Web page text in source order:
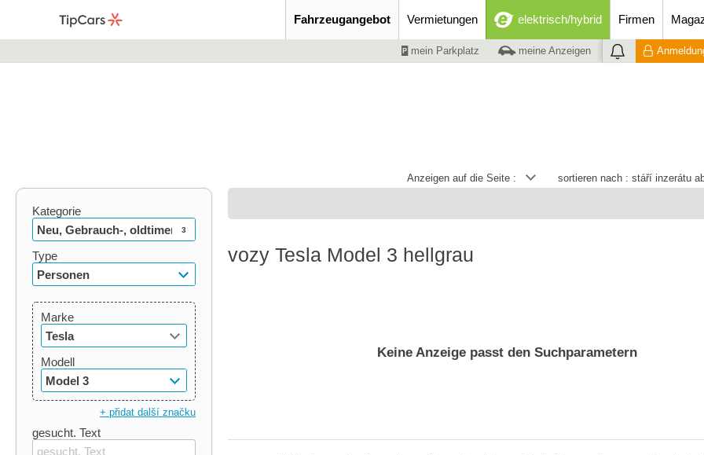
Fahrzeugangebot Vermietungen elektrisch/hybrid Firmen
mein Parkplatz meine Anzeigen
sortieren nach : stáří inzerátu
Anzeigen auf die Seite :
Kategorie
Neu, Gebrauch-, oldtimer
3
Type
Personen
Marke
Tesla
Modell
Model 3
+ přidat další značku
gesucht. Text
vozy Tesla Model 3 hellgrau
Keine Anzeige passt den Suchparametern